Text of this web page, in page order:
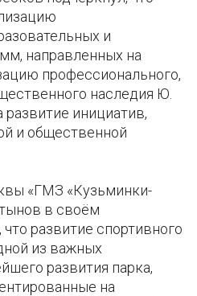
и
направленных на
профессионального,
наследия Ю.
инициатив,
и общественной
«ГМЗ «Кузьминки-
в своём
развитие спортивного
из важных
развития парка,
на